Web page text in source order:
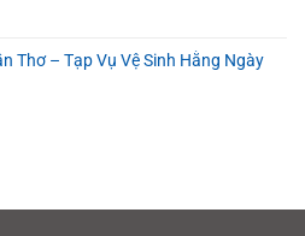
Thơ – Tạp Vụ Vệ Sinh Hằng Ngày